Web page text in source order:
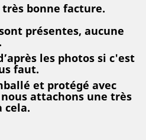
bonne facture.
présentes, aucune
les photos si c'est
faut.
et protégé avec
attachons une très
cela.